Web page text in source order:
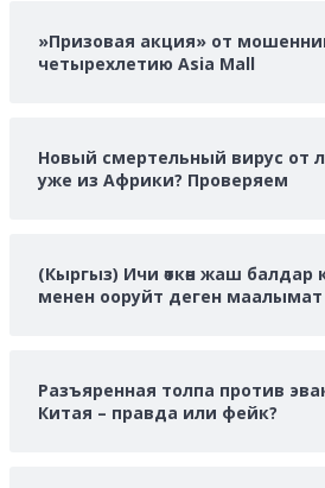
»Призовая акция» от
четырехлетию Asia Mall
Новый смертельный вирус от
уже из Африки? Проверяем
(Кыргыз) Ичи өткөн жаш балдар
менен ооруйт деген
Разъяренная толпа против
Китая – правда или фейк?